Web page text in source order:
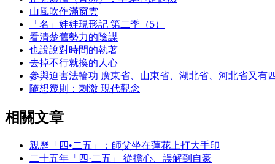
山風吹作滿窗雲
「名」娃娃現形記 第二季（5）
看清楚舊勢力的陰謀
也說說對時間的執著
去掉不行就換的人心
參與迫害法輪功 廣東省、山東省、湖北省、河北省又有
隨想幾則：刺激 現代觀念
相關文章
親歷「四•二五」：師父坐在蓮花上打大手印
二十五年「四·二五」 從擔心、誤解到自豪